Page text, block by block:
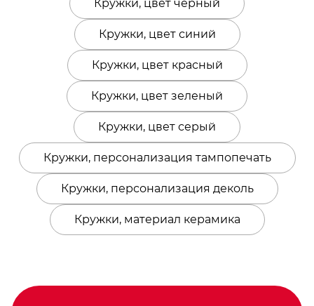
Кружки, цвет чёрный
Кружки, цвет синий
Кружки, цвет красный
Кружки, цвет зеленый
Кружки, цвет серый
Кружки, персонализация тампопечать
Кружки, персонализация деколь
Кружки, материал керамика